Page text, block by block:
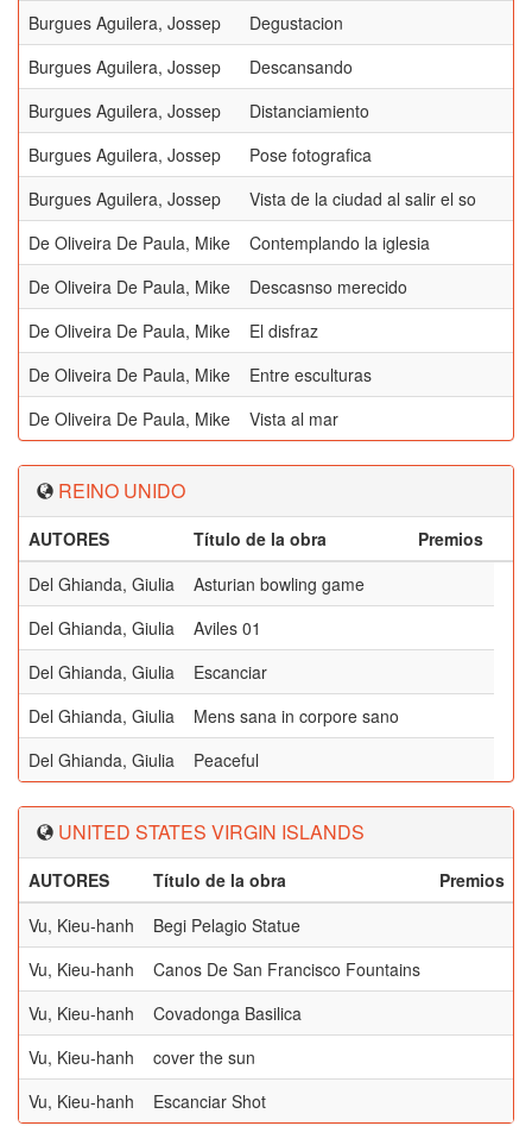
Burgues Aguilera, Jossep
Degustacion
Burgues Aguilera, Jossep
Descansando
Burgues Aguilera, Jossep
Distanciamiento
Burgues Aguilera, Jossep
Pose fotografica
Burgues Aguilera, Jossep
Vista de la ciudad al salir el so
De Oliveira De Paula, Mike
Contemplando la iglesia
De Oliveira De Paula, Mike
Descasnso merecido
De Oliveira De Paula, Mike
El disfraz
De Oliveira De Paula, Mike
Entre esculturas
De Oliveira De Paula, Mike
Vista al mar
REINO UNIDO
AUTORES Título de la obra
Premios
Del Ghianda, Giulia
Asturian bowling game
Del Ghianda, Giulia
Aviles 01
Del Ghianda, Giulia
Escanciar
Del Ghianda, Giulia
Mens sana in corpore sano
Del Ghianda, Giulia
Peaceful
UNITED STATES VIRGIN ISLANDS
AUTORES Título de la obra
Premios
Vu, Kieu-hanh
Begi Pelagio Statue
Vu, Kieu-hanh
Canos De San Francisco Fountains
Vu, Kieu-hanh
Covadonga Basilica
Vu, Kieu-hanh
cover the sun
Vu, Kieu-hanh
Escanciar Shot